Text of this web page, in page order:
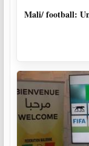
Mali/ football: